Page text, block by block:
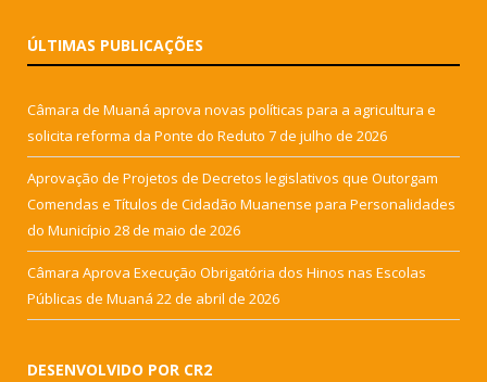
ÚLTIMAS PUBLICAÇÕES
Câmara de Muaná aprova novas políticas para a agricultura e
solicita reforma da Ponte do Reduto 7 de julho de 2026
Aprovação de Projetos de Decretos legislativos que Outorgam
Comendas e Títulos de Cidadão Muanense para Personalidades
do Município 28 de maio de 2026
Câmara Aprova Execução Obrigatória dos Hinos nas Escolas
Públicas de Muaná 22 de abril de 2026
DESENVOLVIDO POR CR2